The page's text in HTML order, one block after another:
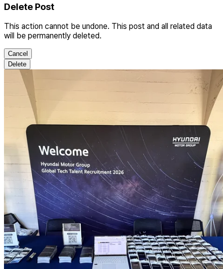
Delete Post
This action cannot be undone. This post and all related data
will be permanently deleted.
Cancel
Delete